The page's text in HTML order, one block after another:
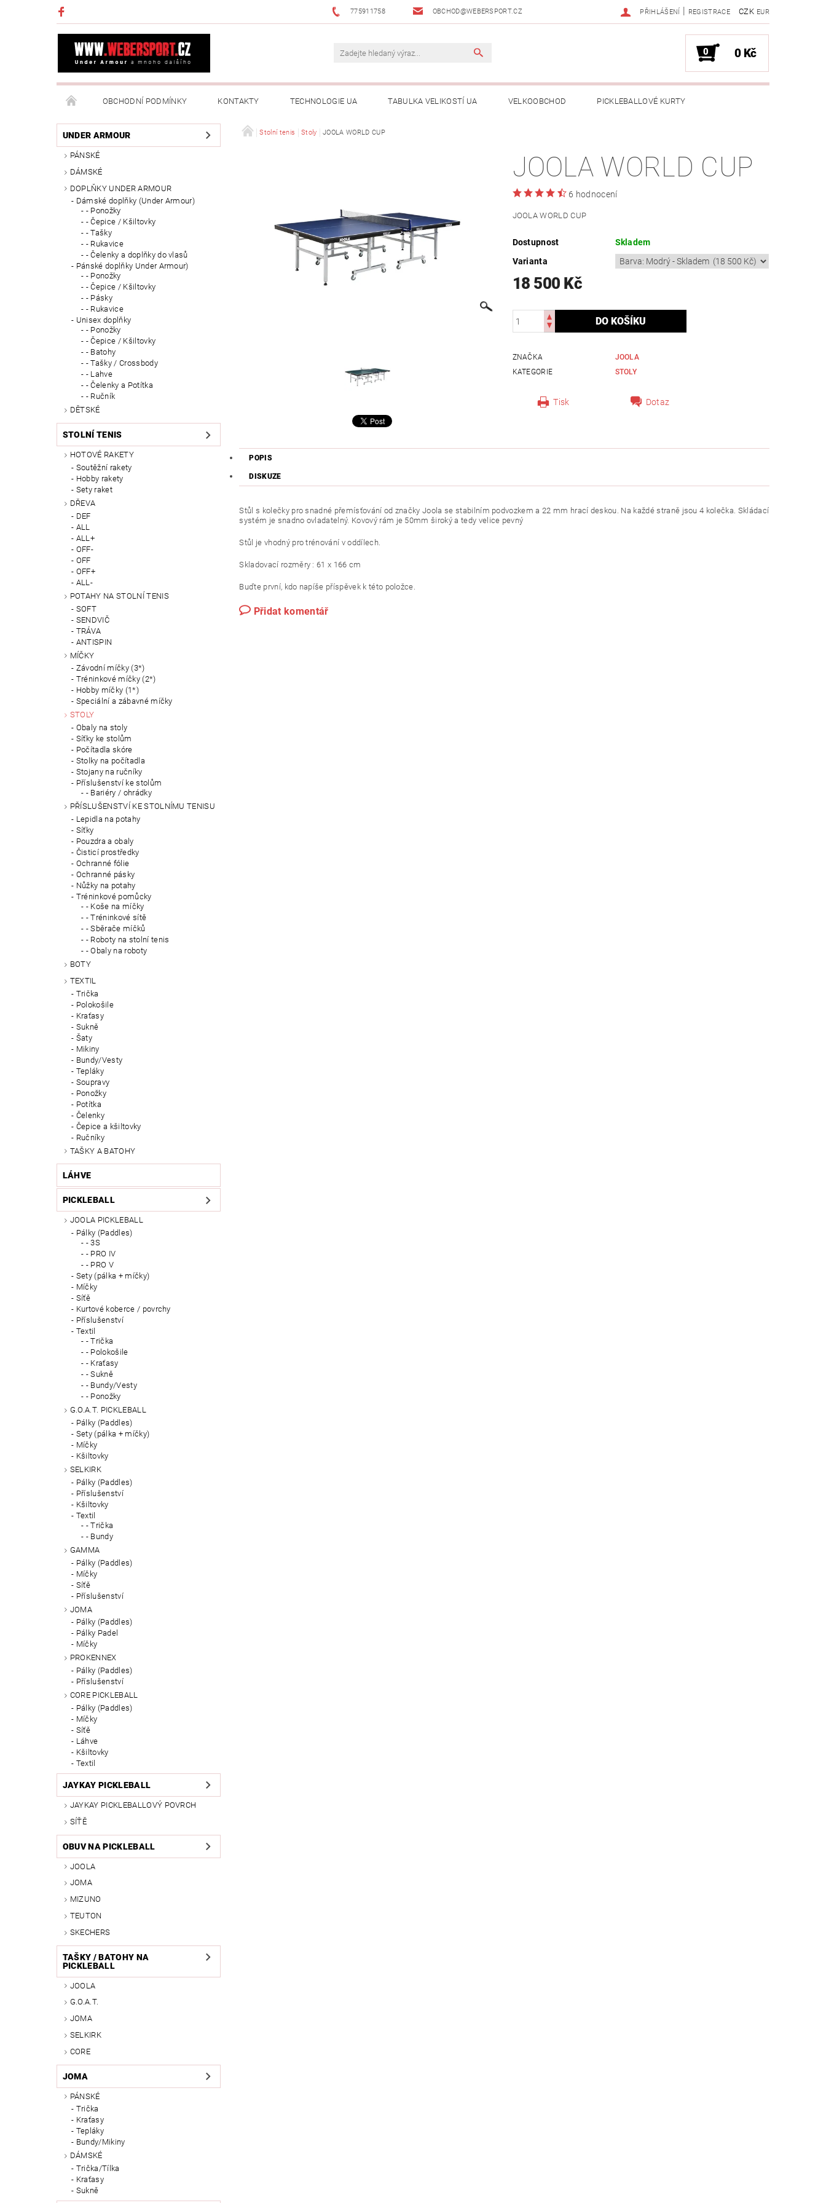
775911758 OBCHOD@WEBERSPORT.CZ CZK EUR
PŘIHLÁŠENÍ | REGISTRACE
0 0 Kč
OBCHODNÍ PODMÍNKY KONTAKTY TECHNOLOGIE UA TABULKA VELIKOSTÍ UA VELKOOBCHOD PICKLEBALLOVÉ KURTY
NAPIŠTE NÁM MOJE OBJEDNÁVKA
UNDER ARMOUR
PÁNSKÉ
DÁMSKÉ
DOPLŇKY UNDER ARMOUR
Dámské doplňky (Under Armour)
- Ponožky
- Čepice / Kšiltovky
- Tašky
- Rukavice
- Čelenky a doplňky do vlasů
Pánské doplňky Under Armour)
- Ponožky
- Čepice / Kšiltovky
- Pásky
- Rukavice
Unisex doplňky
- Ponožky
- Čepice / Kšiltovky
- Batohy
- Tašky / Crossbody
- Lahve
- Čelenky a Potítka
- Ručník
DĚTSKÉ
STOLNÍ TENIS
HOTOVÉ RAKETY
Soutěžní rakety
Hobby rakety
Sety raket
DŘEVA
DEF
ALL
ALL+
OFF-
OFF
OFF+
ALL-
POTAHY NA STOLNÍ TENIS
SOFT
SENDVIČ
TRÁVA
ANTISPIN
MÍČKY
Závodní míčky (3*)
Tréninkové míčky (2*)
Hobby míčky (1*)
Speciální a zábavné míčky
STOLY
Obaly na stoly
Síťky ke stolům
Počítadla skóre
Stolky na počítadla
Stojany na ručníky
Příslušenství ke stolům
- Bariéry / ohrádky
PŘÍSLUŠENSTVÍ KE STOLNÍMU TENISU
Lepidla na potahy
Síťky
Pouzdra a obaly
Čisticí prostředky
Ochranné fólie
Ochranné pásky
Nůžky na potahy
Tréninkové pomůcky
- Koše na míčky
- Tréninkové sítě
- Sběrače míčků
- Roboty na stolní tenis
- Obaly na roboty
BOTY
TEXTIL
Trička
Polokošile
Kraťasy
Sukně
Šaty
Mikiny
Bundy/Vesty
Tepláky
Soupravy
Ponožky
Potítka
Čelenky
Čepice a kšiltovky
Ručníky
TAŠKY A BATOHY
LÁHVE
PICKLEBALL
JOOLA PICKLEBALL
Pálky (Paddles)
- 3S
- PRO IV
- PRO V
Sety (pálka + míčky)
Míčky
Síťě
Kurtové koberce / povrchy
Příslušenství
Textil
- Trička
- Polokošile
- Kraťasy
- Sukně
- Bundy/Vesty
- Ponožky
G.O.A.T. PICKLEBALL
Pálky (Paddles)
Sety (pálka + míčky)
Míčky
Kšiltovky
SELKIRK
Pálky (Paddles)
Příslušenství
Kšiltovky
Textil
- Trička
- Bundy
GAMMA
Pálky (Paddles)
Míčky
Síťě
Příslušenství
JOMA
Pálky (Paddles)
Pálky Padel
Míčky
PROKENNEX
Pálky (Paddles)
Příslušenství
CORE PICKLEBALL
Pálky (Paddles)
Míčky
Síťě
Láhve
Kšiltovky
Textil
JAYKAY PICKLEBALL
JAYKAY PICKLEBALLOVÝ POVRCH
SÍŤĚ
OBUV NA PICKLEBALL
JOOLA
JOMA
MIZUNO
TEUTON
SKECHERS
TAŠKY / BATOHY NA
PICKLEBALL
JOOLA
G.O.A.T.
JOMA
SELKIRK
CORE
JOMA
PÁNSKÉ
Trička
Kraťasy
Tepláky
Bundy/Mikiny
DÁMSKÉ
Trička/Tílka
Kraťasy
Sukně
Stolní tenis Stoly JOOLA WORLD CUP
JOOLA WORLD CUP
6 hodnocení
JOOLA WORLD CUP
Dostupnost
Skladem
Varianta
18 500 Kč
ZNAČKA
JOOLA
KATEGORIE
STOLY
Tisk Dotaz
POPIS
DISKUZE
Stůl s kolečky pro snadné přemísťování od značky Joola se stabilním podvozkem a 22 mm hrací deskou. Na každé straně jsou 4 kolečka. Skládací
systém je snadno ovladatelný. Kovový rám je 50mm široký a tedy velice pevný
Stůl je vhodný pro trénování v oddílech.
Skladovací rozměry : 61 x 166 cm
Buďte první, kdo napíše příspěvek k této položce.
Přidat komentář